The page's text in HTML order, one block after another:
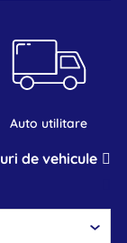
auto utilitare
de vehicule